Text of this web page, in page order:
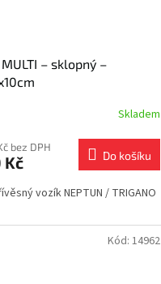
MULTI – sklopný –
Skladem
bez DPH
Kč Do košíku
vozík NEPTUN / TRIGANO
Kód: 14962